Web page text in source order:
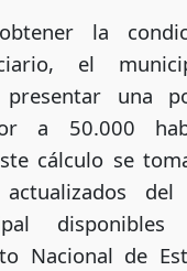
la
el
una
a 50.000
cálculo se
del
Nacional de